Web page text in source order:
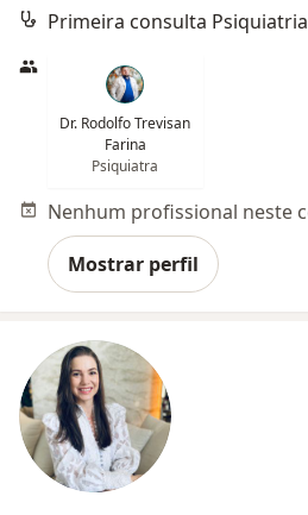
Primeira consulta Psiquiatria
Dr. Rodolfo Trevisan
Farina
Psiquiatra
Mostrar perfil